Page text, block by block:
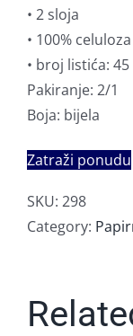
• 2 sloja
• 100% celuloza
• broj listića: 45
Pakiranje: 2/1
Boja: bijela
Zatraži ponudu
SKU: 298
Category: